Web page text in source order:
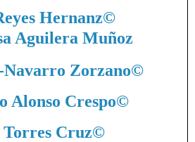
Hernanz©
Aguilera Muñoz
Zorzano©
Alonso Crespo©
Torres Cruz©